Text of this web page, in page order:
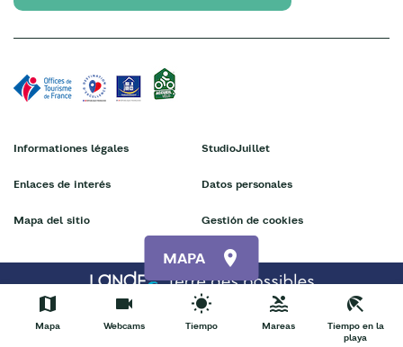
MAPA
Informationes légales
Enlaces de interés
Mapa del sitio
StudioJuillet
Datos personales
Gestión de cookies
Mapa Webcams Tiempo Mareas
Tiempo en la
playa